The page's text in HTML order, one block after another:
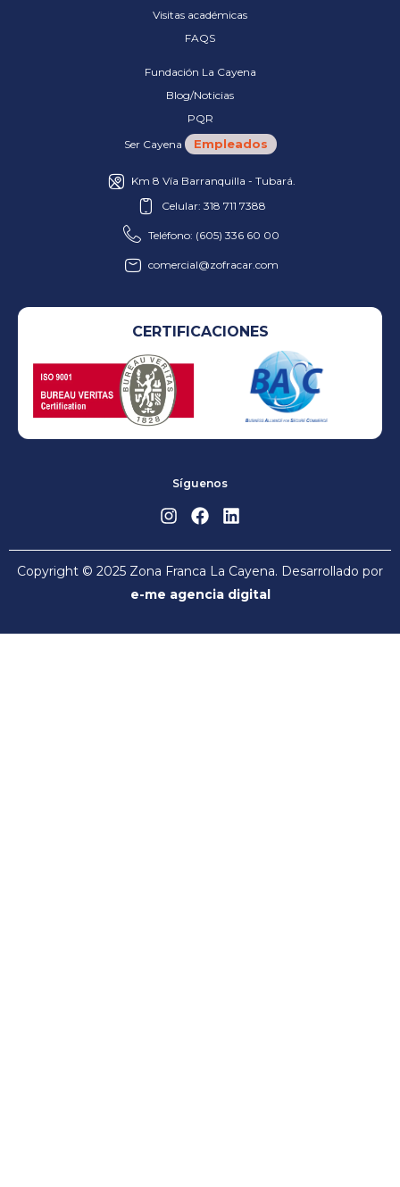
Visitas académicas
FAQS
Fundación La Cayena
Blog/Noticias
PQR
Ser Cayena
Empleados
Km 8 Vía Barranquilla - Tubará.
Celular: 318 711 7388
Teléfono: (605) 336 60 00
comercial@zofracar.com
CERTIFICACIONES
Síguenos
Copyright © 2025 Zona Franca La Cayena. Desarrollado por
e-me agencia digital